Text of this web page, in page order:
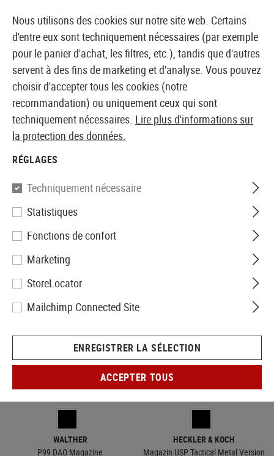
BOUTIQUE ET GROSSISTE EUROPÉEN AIRSOFT
Accueil Accessoires d'Airsoft Chargeurs AEP
AEP
EN STOCK
WALTHER
P99 DAO Magazine
EN STOCK
HECKLER & KOCH
Magazin USP Tactical Metal Version
Nous utilisons des cookies sur notre site web. Certains
d'entre eux sont techniquement nécessaires (par exemple
pour le panier d'achat, les filtres, etc.), tandis que d'autres
servent à des fins de marketing et d'analyse. Vous pouvez
choisir d'accepter tous les cookies (notre
recommandation) ou uniquement ceux qui sont
techniquement nécessaires. Lire plus d'informations sur
la protection des données.
RÉGLAGES
Techniquement nécessaire
Statistiques
Fonctions de confort
Marketing
StoreLocator
Mailchimp Connected Site
ENREGISTRER LA SÉLECTION
ACCEPTER TOUS